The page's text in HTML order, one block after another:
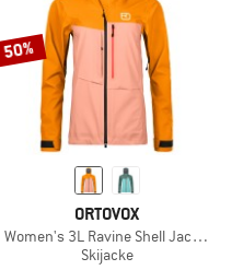
50%
ORTOVOX
Women's 3L Ravine Shell Jacket
Skijacke